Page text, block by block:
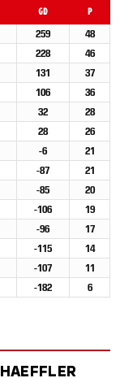
GD P
259
48
228
46
131
37
106
36
32
28
28
26
-6
21
-87
21
-85
20
-106
19
-96
17
-115
14
-107
11
-182 6